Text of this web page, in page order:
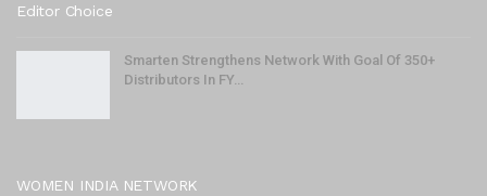
Editor Choice
Smarten Strengthens Network With Goal Of 350+
Distributors In FY…
WOMEN INDIA NETWORK